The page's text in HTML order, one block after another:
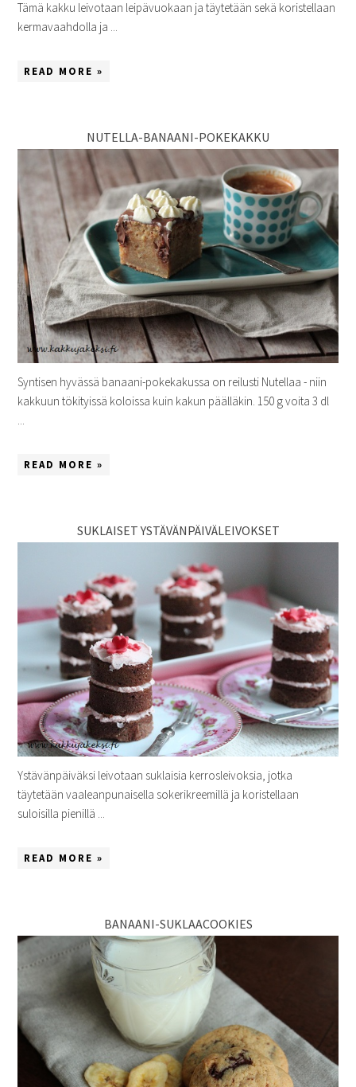
Tämä kakku leivotaan leipävuokaan ja täytetään sekä koristellaan
kermavaahdolla ja ...
READ MORE »
NUTELLA-BANAANI-POKEKAKKU
Syntisen hyvässä banaani-pokekakussa on reilusti Nutellaa - niin
kakkuun tökityissä koloissa kuin kakun päälläkin. 150 g voita 3 dl
...
READ MORE »
SUKLAISET YSTÄVÄNPÄIVÄLEIVOKSET
Ystävänpäiväksi leivotaan suklaisia kerrosleivoksia, jotka
täytetään vaaleanpunaisella sokerikreemillä ja koristellaan
suloisilla pienillä ...
READ MORE »
BANAANI-SUKLAACOOKIES